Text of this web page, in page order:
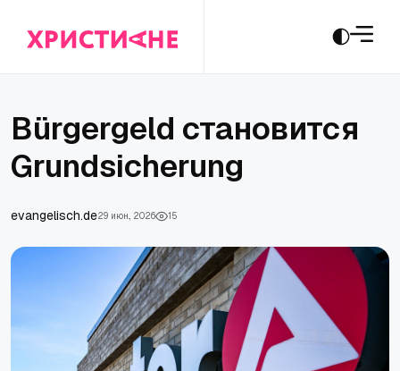
Bürgergeld становится
Grundsicherung
evangelisch.de29 июн., 2026 15